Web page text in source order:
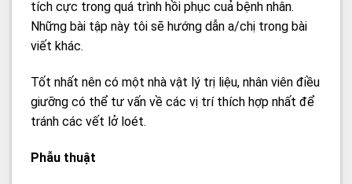
tích cực trong quá trình hồi phục cuả bệnh nhân.
Những bài tập này tôi sẽ hướng dẫn a/chị trong bài
viết khác.
Tốt nhất nên có một nhà vật lý trị liệu, nhân viên điều
giưỡng có thể tư vấn về các vị trí thích hợp nhất để
tránh các vết lở loét.
Phẫu thuật